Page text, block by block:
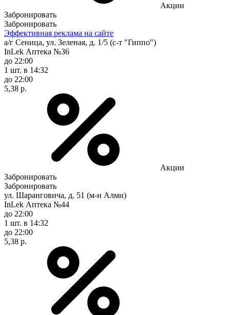
Акции
Забронировать
Забронировать
Эффективная реклама на сайте
а/г Сеница, ул. Зеленая, д. 1/5 (с-т "Гиппо")
InLek Аптека №36
до 22:00
1 шт. в 14:32
до 22:00
5,38 р.
Акции
Забронировать
Забронировать
ул. Шаранговича, д. 51 (м-н Алми)
InLek Аптека №44
до 22:00
1 шт. в 14:32
до 22:00
5,38 р.